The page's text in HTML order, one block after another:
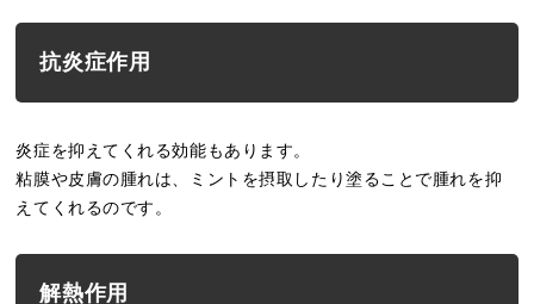
抗炎症作用
炎症を抑えてくれる効能もあります。
粘膜や皮膚の腫れは、ミントを摂取したり塗ることで腫れを抑
えてくれるのです。
解熱作用